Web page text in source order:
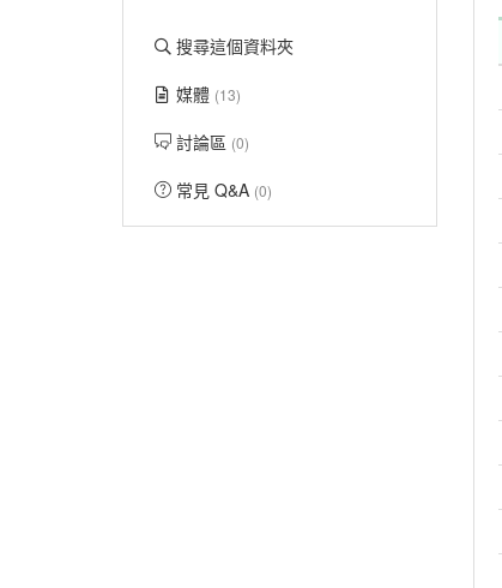
搜尋這個資料夾
媒體 (13)
討論區 (0)
常見 Q&A (0)